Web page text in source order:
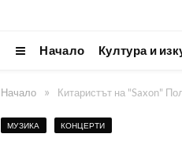
Начало Култура и
Начало » Китаристът на "Saxon"
МУЗИКА КОНЦЕРТИ